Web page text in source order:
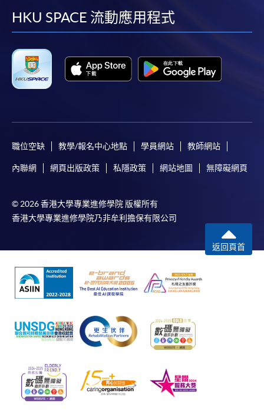
facebook
youtube
linkedin
HKU SPACE 流動應用程式
職位空缺 教學/報名中心地點 學員網站 教師網站
內聯網 網頁出版政策 私隱政策 網站地圖 無障礙網頁
© 2026 香港大學專業進修學院 版權所有
香港大學專業進修學院乃非牟利擔保有限公司
返回頁首